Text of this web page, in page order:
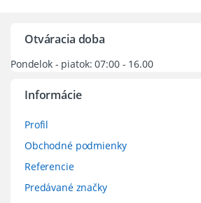
Otváracia doba
Pondelok - piatok: 07:00 - 16.00
Informácie
Profil
Obchodné podmienky
Referencie
Predávané značky